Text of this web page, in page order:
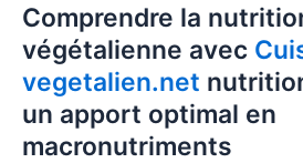
Comprendre la
végétalienne avec
vegetalien.net
un apport optimal en
macronutriments